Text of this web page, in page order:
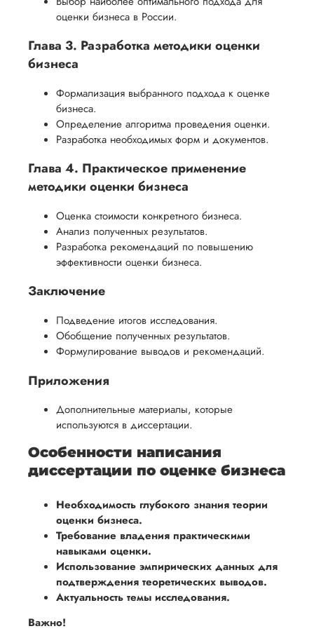
оценки бизнеса в России.
Глава 3. Разработка методики оценки
бизнеса
Формализация выбранного подхода к оценке
бизнеса.
Определение алгоритма проведения оценки.
Разработка необходимых форм и документов.
Глава 4. Практическое применение
методики оценки бизнеса
Оценка стоимости конкретного бизнеса.
Анализ полученных результатов.
Разработка рекомендаций по повышению
эффективности оценки бизнеса.
Заключение
Подведение итогов исследования.
Обобщение полученных результатов.
Формулирование выводов и рекомендаций.
Приложения
Дополнительные материалы, которые
используются в диссертации.
Особенности написания
диссертации по оценке бизнеса
Необходимость глубокого знания теории
оценки бизнеса.
Требование владения практическими
навыками оценки.
Использование эмпирических данных для
подтверждения теоретических выводов.
Актуальность темы исследования.
Важно!